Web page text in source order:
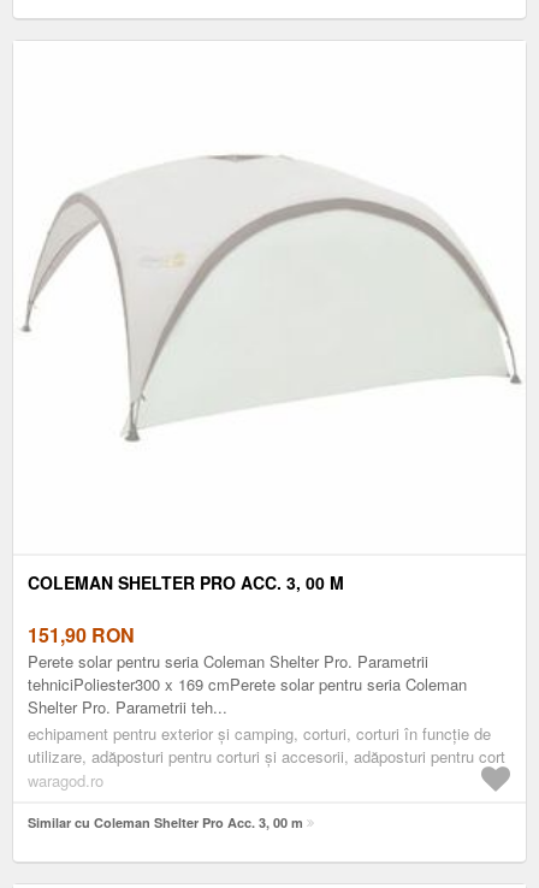
COLEMAN SHELTER PRO ACC. 3, 00 M
151,90 RON
Perete solar pentru seria Coleman Shelter Pro. Parametrii
tehniciPoliester300 x 169 cmPerete solar pentru seria Coleman
Shelter Pro. Parametrii teh...
echipament pentru exterior și camping, corturi, corturi în funcție de
utilizare, adăposturi pentru corturi și accesorii, adăposturi pentru cort
waragod.ro
Similar cu Coleman Shelter Pro Acc. 3, 00 m